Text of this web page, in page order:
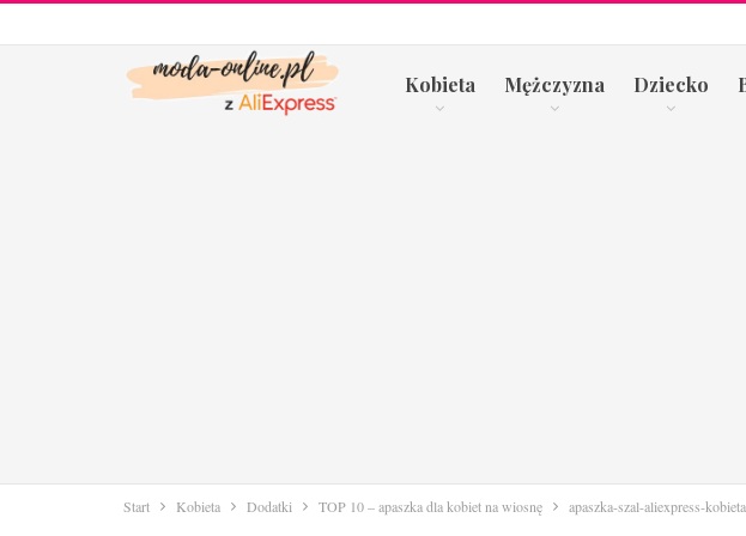
Kobieta Mężczyzna Dziecko
Start Kobieta Dodatki TOP 10 – apaszka dla kobiet na wiosnę apaszka-szal-aliexpress-